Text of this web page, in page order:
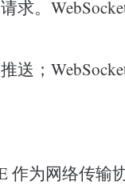
求。
送；
为网络传输